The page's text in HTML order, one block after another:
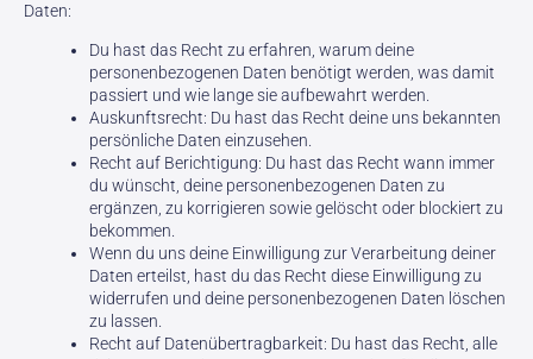
Daten:
Du hast das Recht zu erfahren, warum deine
personenbezogenen Daten benötigt werden, was damit
passiert und wie lange sie aufbewahrt werden.
Auskunftsrecht: Du hast das Recht deine uns bekannten
persönliche Daten einzusehen.
Recht auf Berichtigung: Du hast das Recht wann immer
du wünscht, deine personenbezogenen Daten zu
ergänzen, zu korrigieren sowie gelöscht oder blockiert zu
bekommen.
Wenn du uns deine Einwilligung zur Verarbeitung deiner
Daten erteilst, hast du das Recht diese Einwilligung zu
widerrufen und deine personenbezogenen Daten löschen
zu lassen.
Recht auf Datenübertragbarkeit: Du hast das Recht, alle